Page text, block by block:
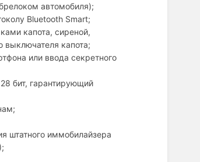
автомобиля);
Bluetooth Smart;
капота, сиреной,
выключателя капота;
или ввода секретного
бит, гарантирующий
штатного иммобилайзера